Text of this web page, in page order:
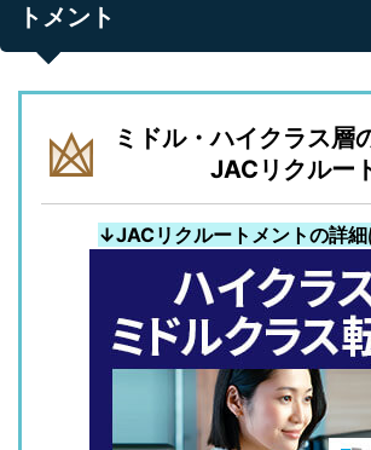
トメント
ミドル・ハイクラス層
JACリクルー
↓JACリクルートメントの詳細